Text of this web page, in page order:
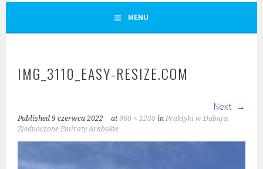
MENU
IMG_3110_EASY-RESIZE.COM
Next
Published9 czerwca 2022 at960 × 1280 inPraktyki w Dubaju,
Zjednoczone Emiraty Arabskie